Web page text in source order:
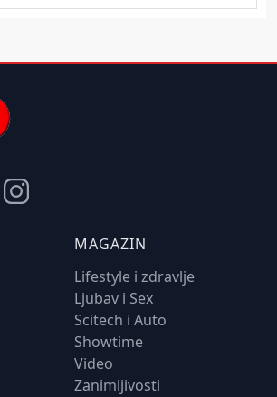
MAGAZIN
Lifestyle i zdravlje
Ljubav i Sex
Scitech i Auto
Showtime
Video
Zanimljivosti